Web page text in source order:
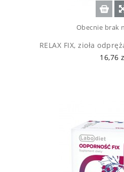
Obecnie brak
RELAX FIX, zioła
16,76